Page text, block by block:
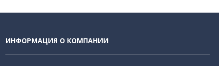
ИНФОРМАЦИЯ О КОМПАНИИ